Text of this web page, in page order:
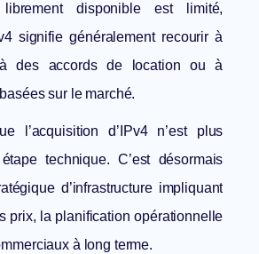
librement disponible est limité,
signifie généralement recourir à
des accords de location ou à
sur le marché.
l’acquisition d’IPv4 n’est plus
technique. C’est désormais
d’infrastructure impliquant
prix, la planification opérationnelle
à long terme.